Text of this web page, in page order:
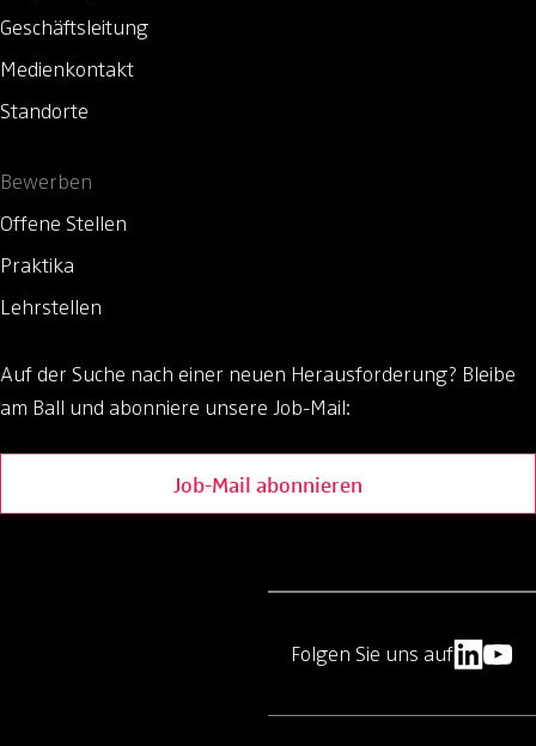
Geschäftsleitung
Medienkontakt
Standorte
Bewerben
Offene Stellen
Praktika
Lehrstellen
Auf der Suche nach einer neuen Herausforderung? Bleibe
am Ball und abonniere unsere Job-Mail:
Job-Mail abonnieren
Folgen Sie uns auf